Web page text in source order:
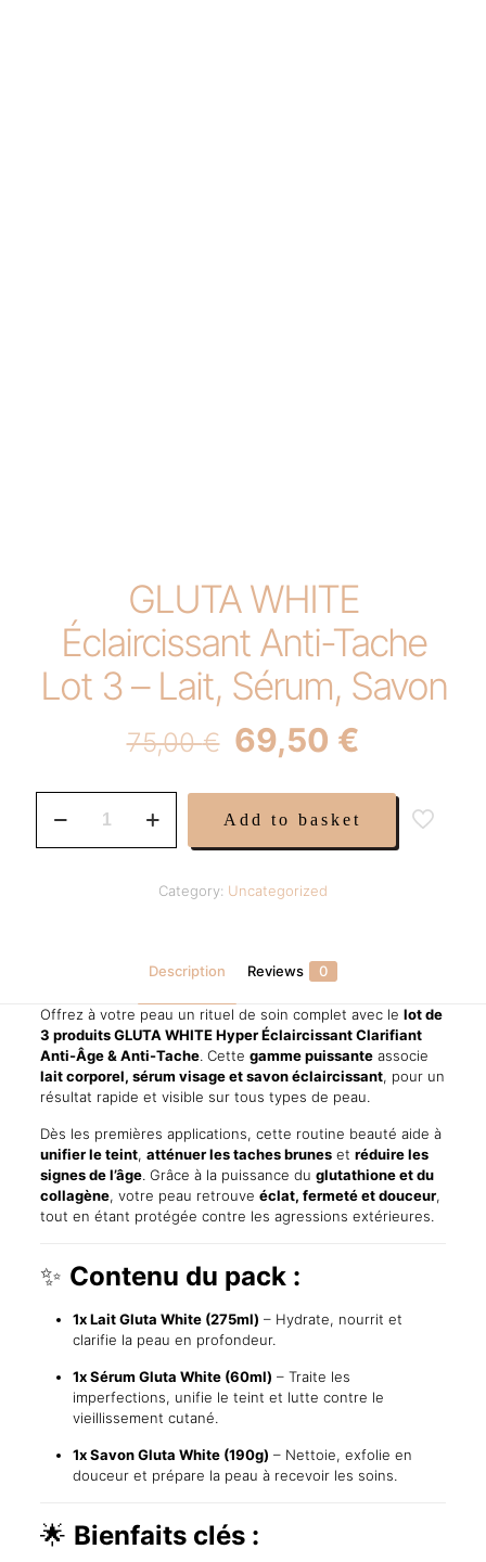
GLUTA WHITE
Éclaircissant Anti-Tache
Lot 3 – Lait, Sérum, Savon
75,00€ Original
price
was:
75,00 €.
69,50 €
is:
69,50 €.
WHITE
Savon
quantity
Add to basket
Category: Uncategorized
Description Reviews 0
Offrez à votre peau un rituel de soin complet avec le lot de
3 produits GLUTA WHITE Hyper Éclaircissant Clarifiant
Anti-Âge & Anti-Tache. Cette gamme puissanteassocie
lait corporel, sérum visage et savon éclaircissant, pour un
résultat rapide et visible sur tous types de peau.
Dès les premières applications, cette routine beauté aide à
unifier le teint, atténuer les taches bruneset réduire les
signes de l’âge. Grâce à la puissance du glutathione et du
collagène, votre peau retrouve éclat, fermeté et douceur,
tout en étant protégée contre les agressions extérieures.
✨ Contenu du pack :
1x Lait Gluta White (275ml) – Hydrate, nourrit et
clarifie la peau en profondeur.
1x Sérum Gluta White (60ml) – Traite les
imperfections, unifie le teint et lutte contre le
vieillissement cutané.
1x Savon Gluta White (190g) – Nettoie, exfolie en
douceur et prépare la peau à recevoir les soins.
🌟 Bienfaits clés :